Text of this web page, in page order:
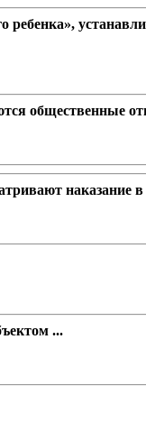
общественные
...